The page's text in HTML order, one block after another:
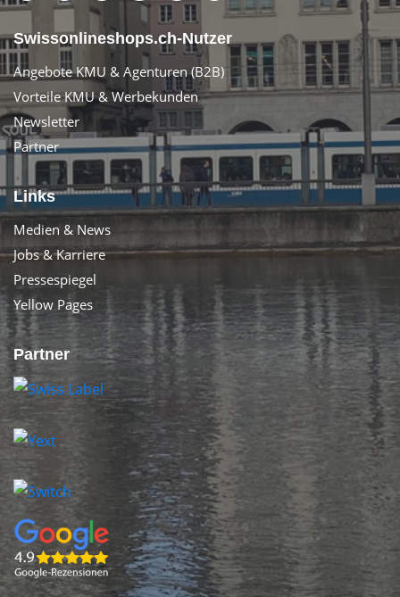
Swissonlineshops.ch-Nutzer
Angebote KMU & Agenturen (B2B)
Vorteile KMU & Werbekunden
Newsletter
Partner
Links
Medien & News
Jobs & Karriere
Pressespiegel
Yellow Pages
Partner